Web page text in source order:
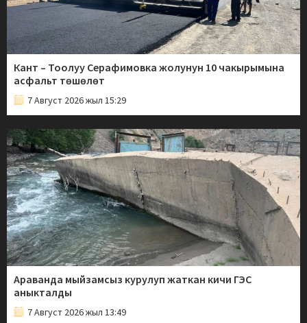
Кант – Тоолуу Серафимовка жолунун 10 чакырымына
асфальт төшөлөт
7 Август 2026 жыл 15:29
Араванда мыйзамсыз курулуп жаткан кичи ГЭС
аныкталды
7 Август 2026 жыл 13:49